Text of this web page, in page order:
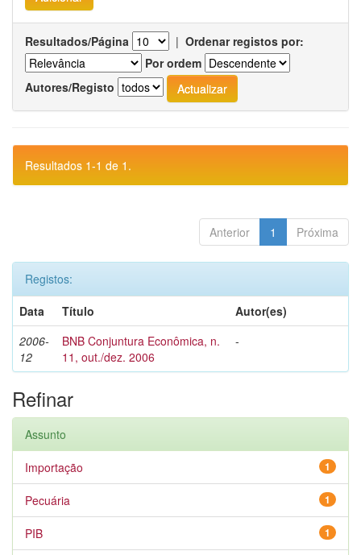
Resultados/Página | Ordenar registos por:
Por ordem
Autores/Registo
Resultados 1-1 de 1.
Anterior 1 Próxima
Registos:
Data
Título
Autor(es)
2006-
12
BNB Conjuntura Econômica, n.
11, out./dez. 2006
-
Refinar
Assunto
1
Importação
1
Pecuária
1
PIB